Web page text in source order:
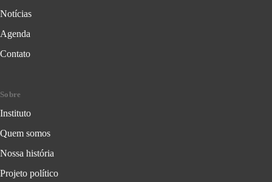
Notícias
Agenda
Contato
Sobre
Instituto
Quem somos
Nossa história
Projeto político